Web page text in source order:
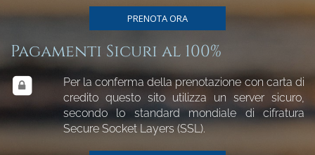
PRENOTA ORA
Pagamenti Sicuri al 100%
Per la conferma della prenotazione con carta di
credito questo sito utilizza un server sicuro,
secondo lo standard mondiale di cifratura
Secure Socket Layers (SSL).